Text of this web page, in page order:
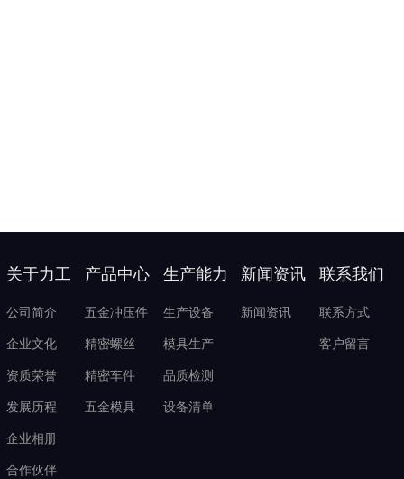
关于力工
公司简介
企业文化
资质荣誉
发展历程
企业相册
合作伙伴
产品中心
五金冲压件
精密螺丝
精密车件
五金模具
生产能力
生产设备
模具生产
品质检测
设备清单
新闻资讯
新闻资讯
联系我们
联系方式
客户留言